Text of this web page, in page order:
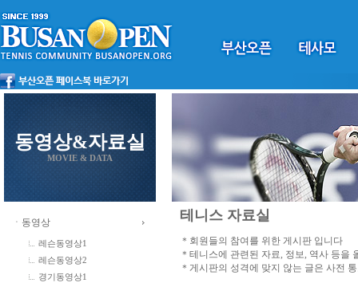
동영상&자료실
MOVIE & DATA
ㆍ동영상
레슨동영상1
레슨동영상2
경기동영상1
테니스 자료실
＊회원들의 참여를 위한 게시판 입니다
＊테니스에 관련된 자료, 정보, 역사 등을
＊게시판의 성격에 맞지 않는 글은 사전